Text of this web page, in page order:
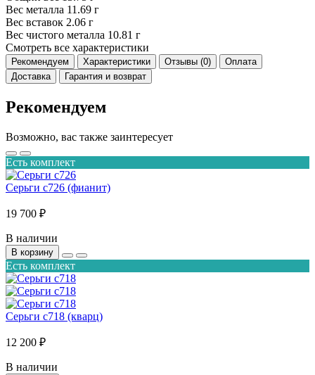
Вес металла 11.69 г
Вес вставок 2.06 г
Вес чистого металла 10.81 г
Смотреть все характеристики
Рекомендуем Характеристики Отзывы (0)
Оплата
Доставка
Гарантия и возврат
Рекомендуем
Возможно, вас также заинтересует
Есть комплект
Серьги с726 (фианит)
19 700 ₽
В наличии
В корзину
Есть комплект
Серьги с718 (кварц)
12 200 ₽
В наличии